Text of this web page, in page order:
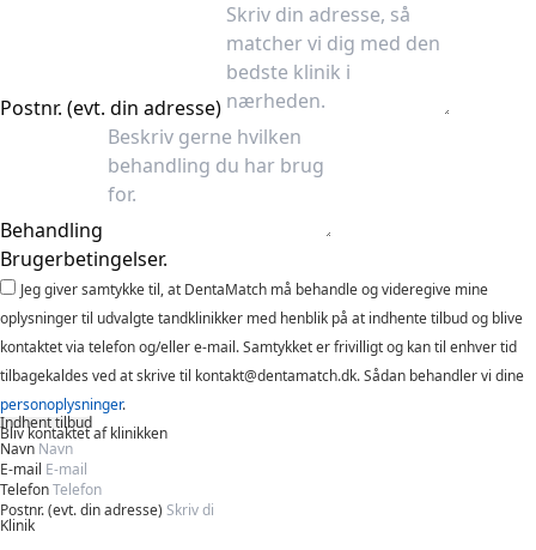
Postnr. (evt. din adresse)
Behandling
Brugerbetingelser.
Jeg giver samtykke til, at DentaMatch må behandle og videregive mine
oplysninger til udvalgte tandklinikker med henblik på at indhente tilbud og blive
kontaktet via telefon og/eller e-mail. Samtykket er frivilligt og kan til enhver tid
tilbagekaldes ved at skrive til kontakt@dentamatch.dk. Sådan behandler vi dine
personoplysninger.
Indhent tilbud
Bliv kontaktet af klinikken
Navn
E-mail
Telefon
Postnr. (evt. din adresse)
Klinik